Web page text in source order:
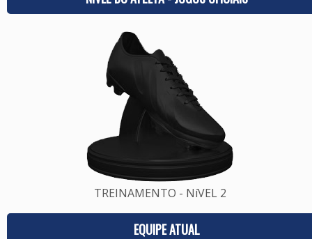
TREINAMENTO - NíVEL 2
EQUIPE ATUAL